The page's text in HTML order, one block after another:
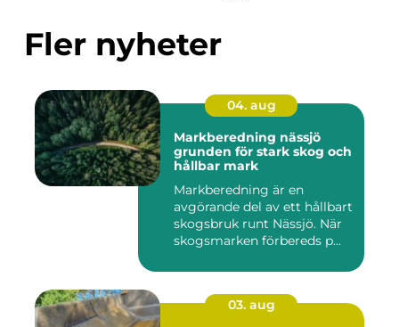
Fler nyheter
04. aug
Markberedning nässjö
grunden för stark skog och
hållbar mark
Markberedning är en
avgörande del av ett hållbart
skogsbruk runt Nässjö. När
skogsmarken förbereds p...
03. aug